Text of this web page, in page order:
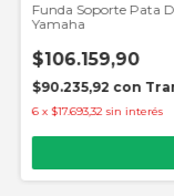
Funda Soporte Pata
Yamaha
$106.159,90
$90.235,92 con
6 x $17.693,32 sin interés